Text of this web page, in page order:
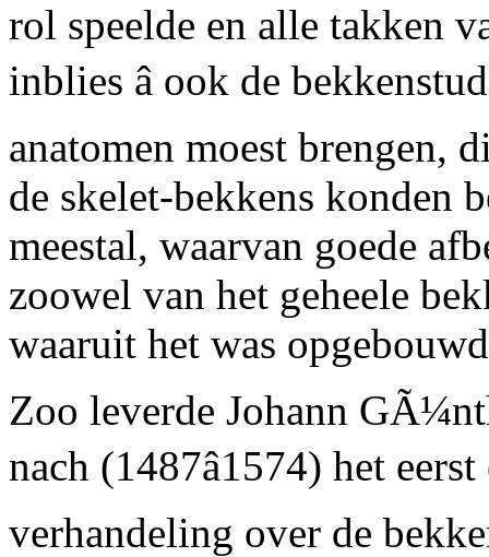
rol speelde en alle takken
inblies â ook de
anatomen moest brengen,
de skelet-bekkens konden
meestal, waarvan goede
zoowel van het geheele
waaruit het was
Zoo leverde Johann
nach (1487â1574) het
verhandeling over de